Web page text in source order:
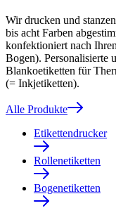
Wir drucken und
bis acht Farben
konfektioniert nach
Bogen). Personalisierte
Blankoetiketten für
(= Inkjetiketten).
Alle Produkte
Etikettendrucker
Rollenetiketten
Bogenetiketten